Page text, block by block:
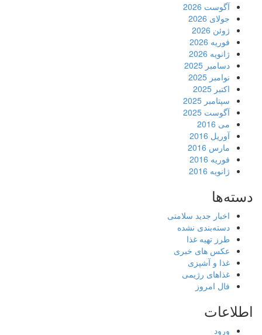
آگوست 2026
جولای 2026
ژوئن 2026
فوریه 2026
ژانویه 2026
دسامبر 2025
نوامبر 2025
اکتبر 2025
سپتامبر 2025
آگوست 2025
می 2016
آوریل 2016
مارس 2016
فوریه 2016
ژانویه 2016
دسته‌ها
اخبار جدید سلامتی
دسته‌بندی نشده
طرز تهیه غذا
عکس های خبری
غذا و آشپزی
غذاهای رژیمی
فال امروز
اطلاعات
ورود